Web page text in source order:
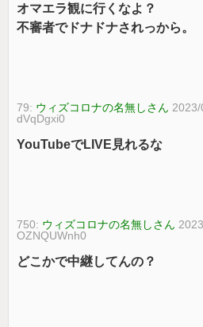
オマエラ観に行くなよ？
不審者でドナドナされっから。
79: ウィズコロナの名無しさん
dVqDgxi0
YouTubeでLIVE見れるな
750: ウィズコロナの名無しさん
OZNQUWnh0
どこかで中継してんの？